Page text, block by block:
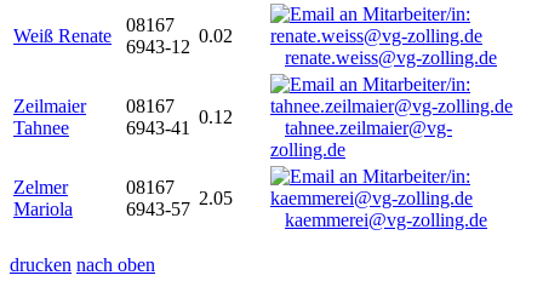
Weiß Renate
08167
6943-12
0.02
renate.weiss@vg-zolling.de
Zeilmaier
Tahnee
08167
6943-41
0.12
tahnee.zeilmaier@vg-
zolling.de
Zelmer
Mariola
08167
6943-57
2.05
kaemmerei@vg-zolling.de
drucken nach oben